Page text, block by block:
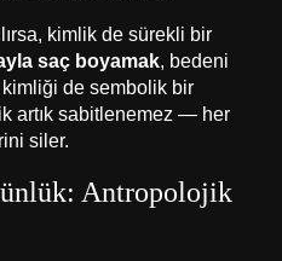
kimlik de sürekli bir
saç boyamak, bedeni
kimliği de sembolik bir
artık sabitlenemez — her
siler.
Antropolojik